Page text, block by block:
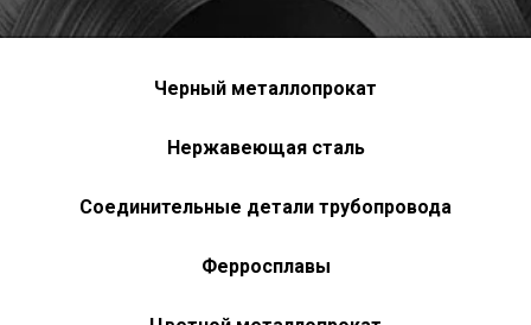
Черный металлопрокат
Нержавеющая сталь
Соединительные детали трубопровода
Ферросплавы